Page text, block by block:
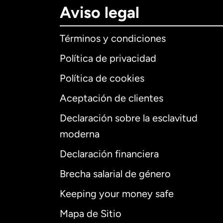
Aviso legal
Términos y condiciones
Política de privacidad
Política de cookies
Aceptación de clientes
Declaración sobre la esclavitud
moderna
Declaración financiera
Brecha salarial de género
Keeping your money safe
Mapa de Sitio
Internacional
Alemania